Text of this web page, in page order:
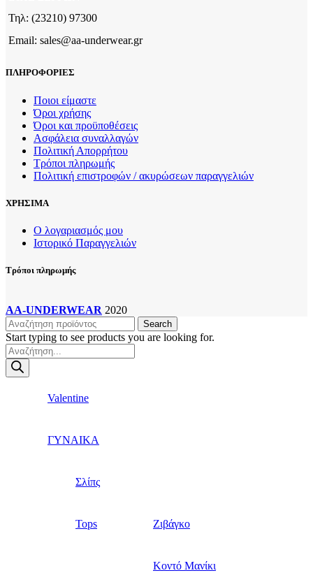
επιλεγούν
στη
σελίδα
προϊόντος
Τηλ: (23210) 97300
Email: sales@aa-underwear.gr
ΠΛΗΡΟΦΟΡΙΕΣ
Ποιοι είμαστε
Όροι χρήσης
Όροι και προϋποθέσεις
Ασφάλεια συναλλαγών
Πολιτική Απορρήτου
Τρόποι πληρωμής
Πολιτική επιστροφών / ακυρώσεων παραγγελιών
ΧΡΗΣΙΜΑ
Ο λογαριασμός μου
Ιστορικό Παραγγελιών
Τρόποι πληρωμής
AA-UNDERWEAR 2020
Search
Start typing to see products you are looking for.
Products
search
Valentine
ΓΥΝΑΙΚΑ
Σλίπς
Tops Ζιβάγκο
Κοντό Μανίκι